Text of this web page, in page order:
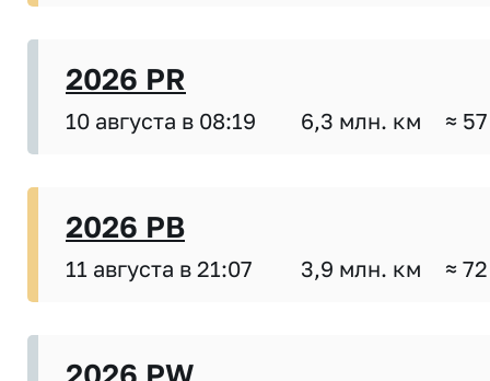
2026 PR
10 августа в 08:19 6,3 млн. км ≈
2026 PB
11 августа в 21:07 3,9 млн. км ≈